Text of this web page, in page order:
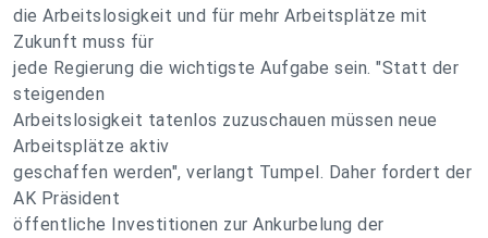
die Arbeitslosigkeit und für mehr Arbeitsplätze mit
Zukunft muss für
jede Regierung die wichtigste Aufgabe sein. "Statt der
steigenden
Arbeitslosigkeit tatenlos zuzuschauen müssen neue
Arbeitsplätze aktiv
geschaffen werden", verlangt Tumpel. Daher fordert der
AK Präsident
öffentliche Investitionen zur Ankurbelung der